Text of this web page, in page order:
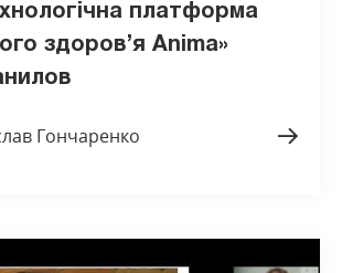
платформа
здоров’я Anima»
Гончаренко